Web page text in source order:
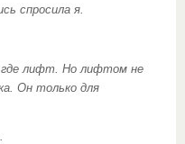
спросила я.
где лифт. Но лифтом не
Он только для